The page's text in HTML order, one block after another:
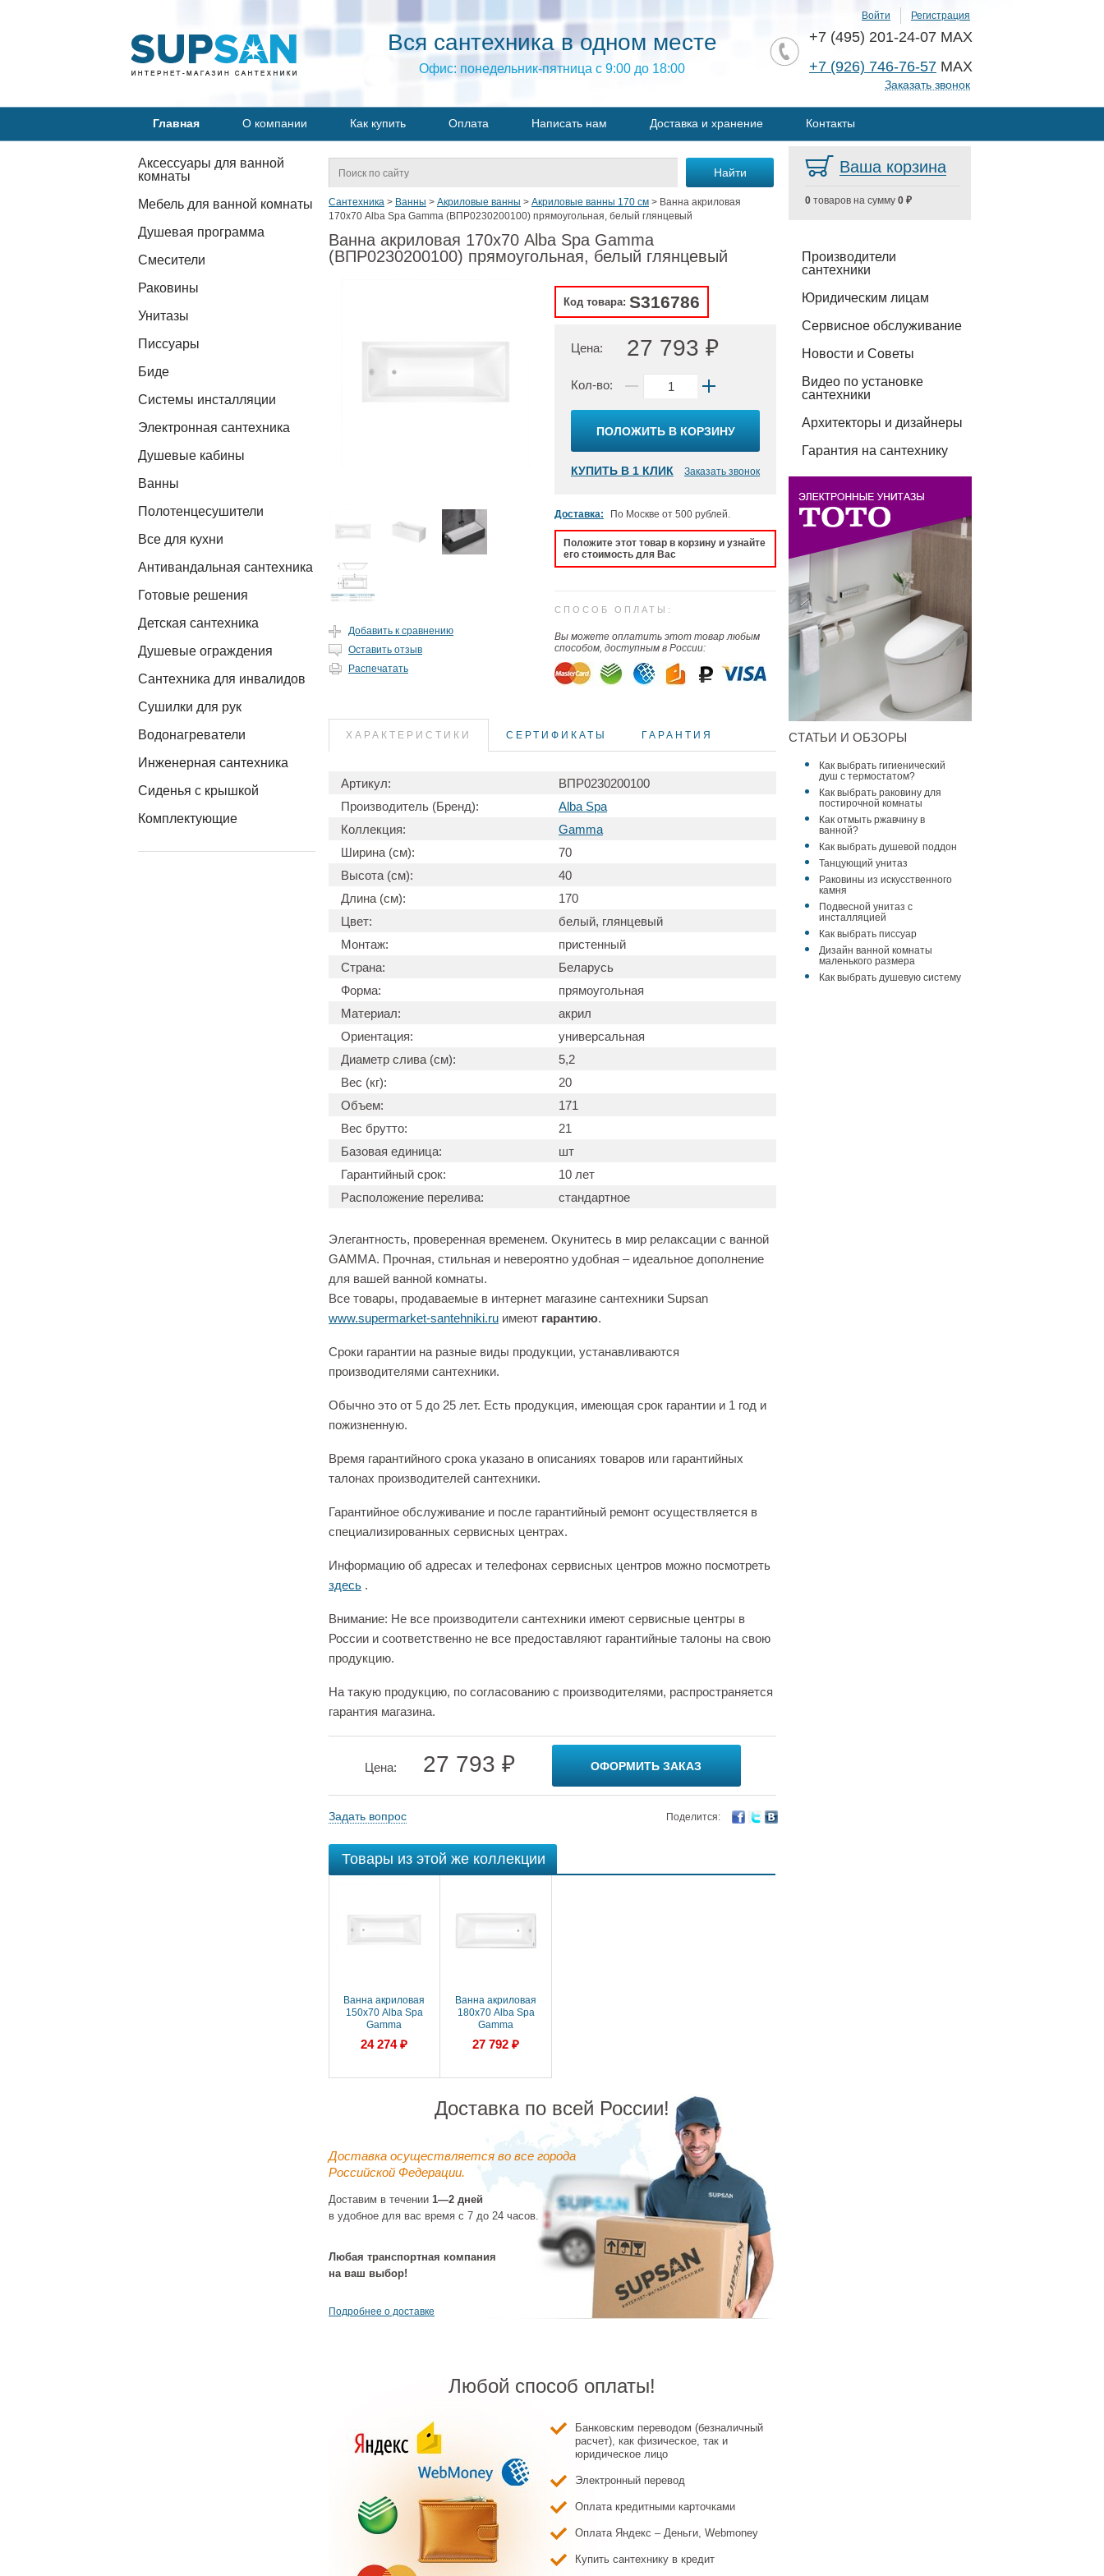
Вся сантехника в одном месте
Офис: понедельник-пятница с 9:00 до 18:00
Войти Регистрация
+7 (495) 201-24-07 MAX
+7 (926) 746-76-57 MAX
Заказать звонок
Главная О компании Как купить Оплата Написать нам Доставка и хранение Контакты
Аксессуары для ванной
комнаты
Мебель для ванной комнаты
Душевая программа
Смесители
Раковины
Унитазы
Писсуары
Биде
Системы инсталляции
Электронная сантехника
Душевые кабины
Ванны
Полотенцесушители
Все для кухни
Антивандальная сантехника
Готовые решения
Детская сантехника
Душевые ограждения
Сантехника для инвалидов
Сушилки для рук
Водонагреватели
Инженерная сантехника
Сиденья с крышкой
Комплектующие
Сантехника > Ванны > Акриловые ванны > Акриловые ванны 170 см > Ванна акриловая
170х70 Alba Spa Gamma (ВПР0230200100) прямоугольная, белый глянцевый
Ванна акриловая 170х70 Alba Spa Gamma
(ВПР0230200100) прямоугольная, белый глянцевый
Добавить к сравнению
Оставить отзыв
Распечатать
Код товара: S316786
Цена: 27 793 ₽
Кол-во:
ПОЛОЖИТЬ В КОРЗИНУ
КУПИТЬ В 1 КЛИК Заказать звонок
Доставка: По Москве от 500 рублей.
Положите этот товар в корзину и узнайте
его стоимость для Вас
СПОСОБ ОПЛАТЫ:
Вы можете оплатить этот товар любым
способом, доступным в России:
ХАРАКТЕРИСТИКИ СЕРТИФИКАТЫ ГАРАНТИЯ
Артикул:
ВПР0230200100
Производитель (Бренд):
Alba Spa
Коллекция:
Gamma
Ширина (см):
70
Высота (см):
40
Длина (см):
170
Цвет:
белый, глянцевый
Монтаж:
пристенный
Страна:
Беларусь
Форма:
прямоугольная
Материал:
акрил
Ориентация:
универсальная
Диаметр слива (см):
5,2
Вес (кг):
20
Объем:
171
Вес брутто:
21
Базовая единица:
шт
Гарантийный срок:
10 лет
Расположение перелива:
стандартное
Элегантность, проверенная временем. Окунитесь в мир релаксации с ванной
GAMMA. Прочная, стильная и невероятно удобная – идеальное дополнение
для вашей ванной комнаты.
Все товары, продаваемые в интернет магазине сантехники Supsan
www.supermarket-santehniki.ru имеют гарантию.
Сроки гарантии на разные виды продукции, устанавливаются
производителями сантехники.
Обычно это от 5 до 25 лет. Есть продукция, имеющая срок гарантии и 1 год и
пожизненную.
Время гарантийного срока указано в описаниях товаров или гарантийных
талонах производителей сантехники.
Гарантийное обслуживание и после гарантийный ремонт осуществляется в
специализированных сервисных центрах.
Информацию об адресах и телефонах сервисных центров можно посмотреть
здесь .
Внимание: Не все производители сантехники имеют сервисные центры в
России и соответственно не все предоставляют гарантийные талоны на свою
продукцию.
На такую продукцию, по согласованию с производителями, распространяется
гарантия магазина.
Цена: 27 793 ₽ ОФОРМИТЬ ЗАКАЗ
Задать вопрос Поделится:
Товары из этой же коллекции
Ванна акриловая
150х70 Alba Spa
Gamma
(ВПР0220200100)
прямоугольная,
24 274 ₽
Ванна акриловая
180х70 Alba Spa
Gamma
(ВПР0380000100)
прямоугольная,
27 792 ₽
Доставка по всей России!
Доставка осуществляется во все города
Российской Федерации.
Доставим в течении 1—2 дней
в удобное для вас время с 7 до 24 часов.
Любая транспортная компания
на ваш выбор!
Подробнее о доставке
Любой способ оплаты!
Банковским переводом (безналичный
расчет), как физическое, так и
юридическое лицо
Электронный перевод
Оплата кредитными карточками
Оплата Яндекс – Деньги, Webmoney
Купить сантехнику в кредит
Ваша корзина
0 товаров на сумму 0 ₽
Производители
сантехники
Юридическим лицам
Сервисное обслуживание
Новости и Советы
Видео по установке
сантехники
Архитекторы и дизайнеры
Гарантия на сантехнику
СТАТЬИ И ОБЗОРЫ
Как выбрать гигиенический
душ с термостатом?
Как выбрать раковину для
постирочной комнаты
Как отмыть ржавчину в
ванной?
Как выбрать душевой поддон
Танцующий унитаз
Раковины из искусственного
камня
Подвесной унитаз с
инсталляцией
Как выбрать писсуар
Дизайн ванной комнаты
маленького размера
Как выбрать душевую систему